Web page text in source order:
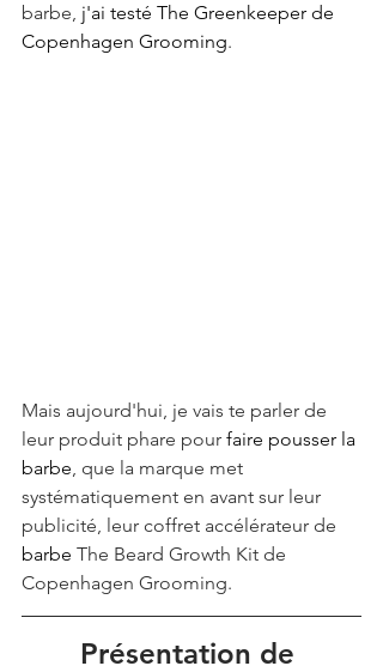
barbe, j'ai testé The Greenkeeper de
Copenhagen Grooming.
Mais aujourd'hui, je vais te parler de
leur produit phare pour faire pousser la
barbe, que la marque met
systématiquement en avant sur leur
publicité, leur coffret accélérateur de
barbe The Beard Growth Kit de
Copenhagen Grooming.
Présentation de